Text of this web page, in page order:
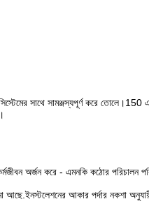
সাথে সামঞ্জস্যপূর্ণ করে তোলে।150
অর্জন করে - এমনকি কঠোর পরিচালন
আছে.ইনস্টলেশনের আকার পর্দার নকশা